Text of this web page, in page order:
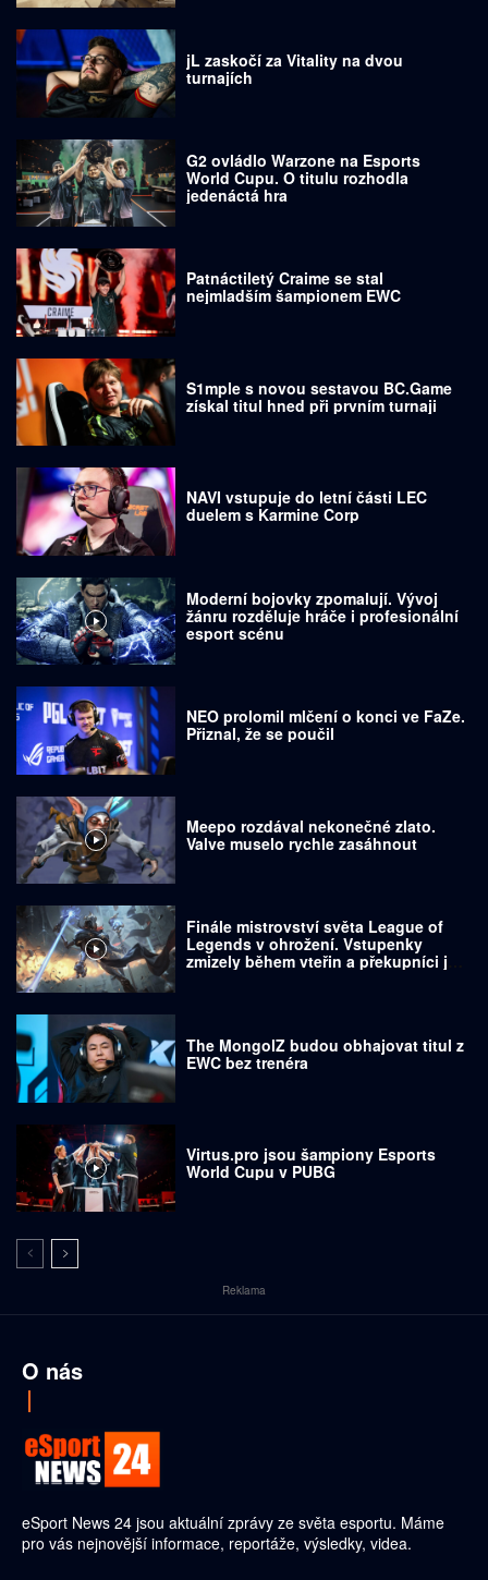
jL zaskočí za Vitality na dvou
turnajích
G2 ovládlo Warzone na Esports
World Cupu. O titulu rozhodla
jedenáctá hra
Patnáctiletý Craime se stal
nejmladším šampionem EWC
S1mple s novou sestavou BC.Game
získal titul hned při prvním turnaji
NAVI vstupuje do letní části LEC
duelem s Karmine Corp
Moderní bojovky zpomalují. Vývoj
žánru rozděluje hráče i profesionální
esport scénu
NEO prolomil mlčení o konci ve FaZe.
Přiznal, že se poučil
Meepo rozdával nekonečné zlato.
Valve muselo rychle zasáhnout
Finále mistrovství světa League of
Legends v ohrožení. Vstupenky
zmizely během vteřin a překupníci je
The MongolZ budou obhajovat titul z
EWC bez trenéra
Virtus.pro jsou šampiony Esports
World Cupu v PUBG
Reklama
O nás
eSport News 24 jsou aktuální zprávy ze světa esportu. Máme
pro vás nejnovější informace, reportáže, výsledky, videa.